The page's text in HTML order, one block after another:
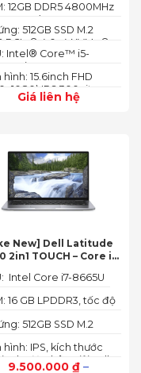
6GB, 15.6″ FHD 144Hz)
Giá liên hệ
hình: 15.6inch FHD
IPS 300nits
glare, 100%sRGB,
Intel® Core™ i5-
(2.00GHz up to
12MB Cache)
512GB SSD M.2
PCIe® 4.0x4 NVMe®
12GB DDR5 4800MHz
32GB)
New] Dell Latitude
2in1 TOUCH – Core i7
hình 14 inch FHD Cảm
9.500.000 ₫ –
hình: IPS, kích thước
inch, độ phân giải Full
512GB SSD M.2
16 GB LPDDR3, tốc độ
Intel Core i7-8665U